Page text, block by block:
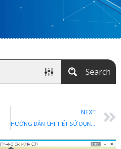
Search
NEXT
HƯỚNG DẪN CHI TIẾT SỬ DỤNG SOCKSCAP64